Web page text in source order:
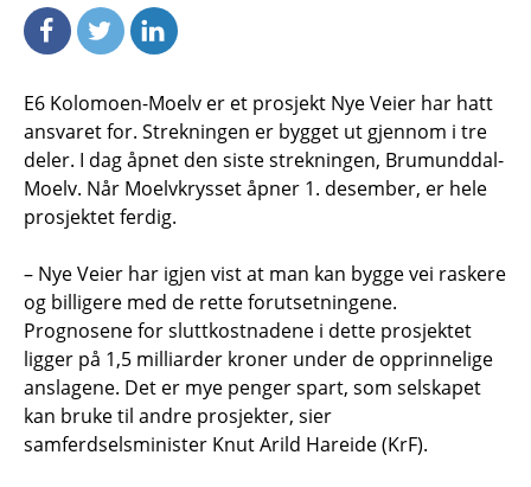
E6 Kolomoen-Moelv er et prosjekt Nye Veier har hatt
ansvaret for. Strekningen er bygget ut gjennom i tre
deler. I dag åpnet den siste strekningen, Brumunddal-
Moelv. Når Moelvkrysset åpner 1. desember, er hele
prosjektet ferdig.
– Nye Veier har igjen vist at man kan bygge vei raskere
og billigere med de rette forutsetningene.
Prognosene for sluttkostnadene i dette prosjektet
ligger på 1,5 milliarder kroner under de opprinnelige
anslagene. Det er mye penger spart, som selskapet
kan bruke til andre prosjekter, sier
samferdselsminister Knut Arild Hareide (KrF).